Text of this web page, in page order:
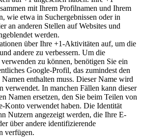
mit Ihrem Profilnamen und Ihrem
wie etwa in Suchergebnissen oder in
an anderen Stellen auf Websites und
werden.
über Ihre +1-Aktivitäten auf, um die
andere zu verbessern. Um die
zu können, benötigen Sie ein
Google-Profil, das zumindest den
enthalten muss. Dieser Name wird
verwendet. In manchen Fällen kann dieser
Namen ersetzen, den Sie beim Teilen von
Konto verwendet haben. Die Identität
Nutzern angezeigt werden, die Ihre E-
über andere identifizierende
verfügen.